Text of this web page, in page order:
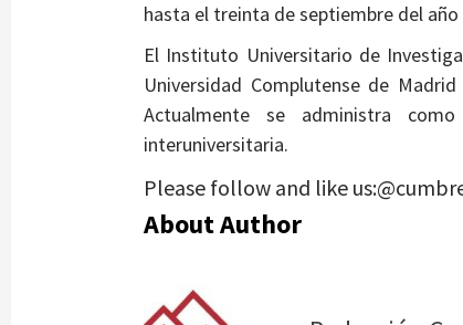
hasta el treinta de septiembre del año
El Instituto Universitario de
Universidad Complutense de
Actualmente se administra
interuniversitaria.
Please follow and like
About Author